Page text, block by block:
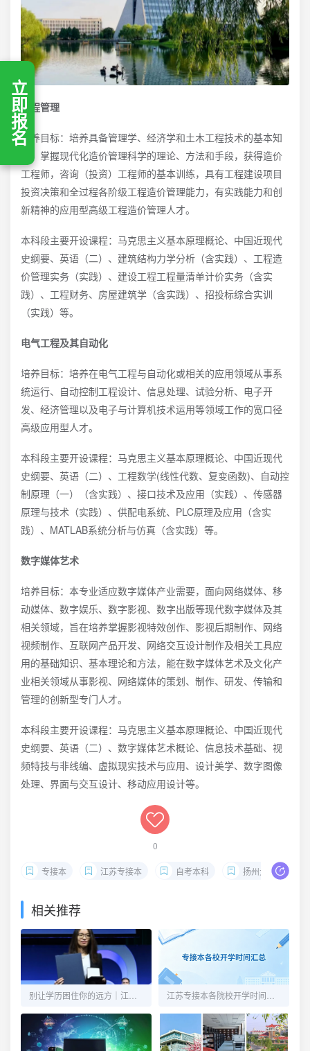
立即报名工程管理
培养目标：培养具备管理学、经济学和土木工程技术的基本知
识，掌握现代化造价管理科学的理论、方法和手段，获得造价
工程师，咨询（投资）工程师的基本训练，具有工程建设项目
投资决策和全过程各阶级工程造价管理能力，有实践能力和创
新精神的应用型高级工程造价管理人才。
本科段主要开设课程：马克思主义基本原理概论、中国近现代
史纲要、英语（二）、建筑结构力学分析（含实践）、工程造
价管理实务（实践）、建设工程工程量清单计价实务（含实
践）、工程财务、房屋建筑学（含实践）、招投标综合实训
（实践）等。
电气工程及其自动化
培养目标：培养在电气工程与自动化或相关的应用领域从事系
统运行、自动控制工程设计、信息处理、试验分析、电子开
发、经济管理以及电子与计算机技术运用等领域工作的宽口径
高级应用型人才。
本科段主要开设课程：马克思主义基本原理概论、中国近现代
史纲要、英语（二）、工程数学(线性代数、复变函数)、自动控
制原理（一）（含实践）、接口技术及应用（实践）、传感器
原理与技术（实践）、供配电系统、PLC原理及应用（含实
践）、MATLAB系统分析与仿真（含实践）等。
数字媒体艺术
培养目标：本专业适应数字媒体产业需要，面向网络媒体、移
动媒体、数字娱乐、数字影视、数字出版等现代数字媒体及其
相关领域，旨在培养掌握影视特效创作、影视后期制作、网络
视频制作、互联网产品开发、网络交互设计制作及相关工具应
用的基础知识、基本理论和方法，能在数字媒体艺术及文化产
业相关领域从事影视、网络媒体的策划、制作、研发、传输和
管理的创新型专门人才。
本科段主要开设课程：马克思主义基本原理概论、中国近现代
史纲要、英语（二）、数字媒体艺术概论、信息技术基础、视
频特技与非线编、虚拟现实技术与应用、设计美学、数字图像
处理、界面与交互设计、移动应用设计等。
0
专接本 江苏专接本 自考本科 扬州大学专接本
相关推荐